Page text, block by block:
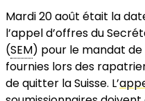
Mardi 20 août était la
l’appel d’offres du
(SEM) pour le mandat
fournies lors des
de quitter la Suisse. L’